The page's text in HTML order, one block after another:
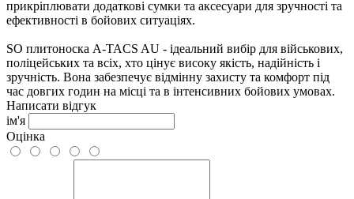
прикріплювати додаткові сумки та аксесуари для зручності та
ефективності в бойових ситуаціях.
SO плитоноска A-TACS AU - ідеальний вибір для військових,
поліцейських та всіх, хто цінує високу якість, надійність і
зручність. Вона забезпечує відмінну захисту та комфорт під
час довгих годин на місці та в інтенсивних бойових умовах.
Написати відгук
ім'я
Оцінка